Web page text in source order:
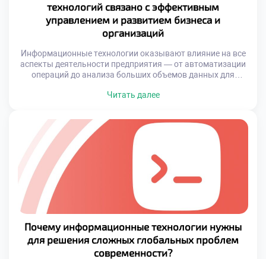
технологий связано с эффективным
управлением и развитием бизнеса и
организаций
Информационные технологии оказывают влияние на все
аспекты деятельности предприятия — от автоматизации
операций до анализа больших объемов данных для
невозможно без точной информации, своевременной
изменения рынка. Именно поэтому компании активно
внедряют программные решения, которые помогают не
только повысить скорость выполнения задач, но и […]
Читать далее
Почему информационные технологии нужны
для решения сложных глобальных проблем
современности?